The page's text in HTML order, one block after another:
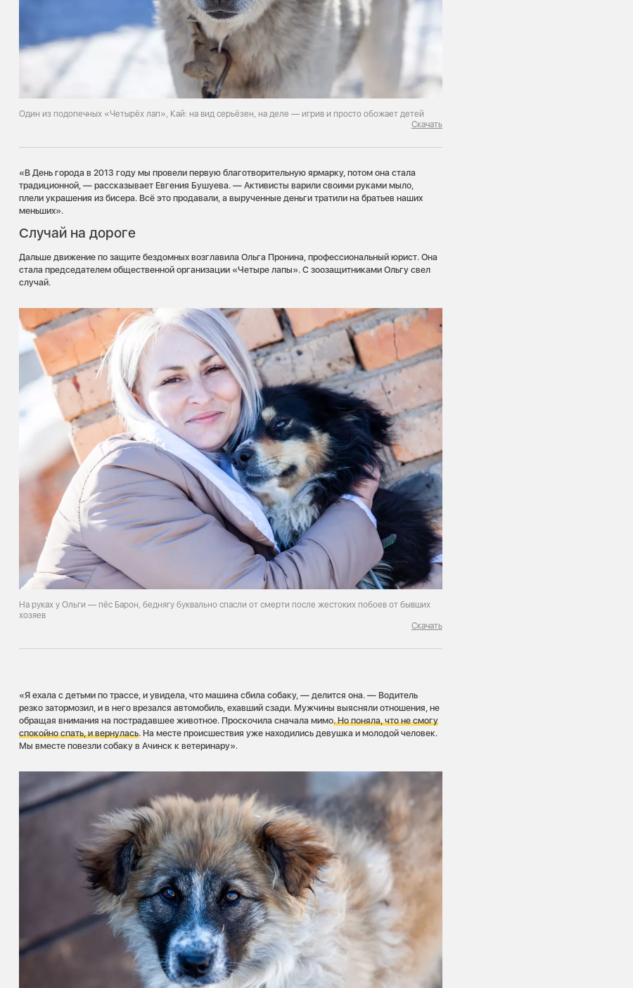
Один из подопечных «Четырёх лап», Кай: на вид серьёзен, на деле — игрив и просто обожает детей
Скачать
«В День города в 2013 году мы провели первую благотворительную ярмарку, потом она стала
традиционной, — рассказывает Евгения Бушуева. — Активисты варили своими руками мыло,
плели украшения из бисера. Всё это продавали, а вырученные деньги тратили на братьев наших
меньших».
Случай на дороге
Дальше движение по защите бездомных возглавила Ольга Пронина, профессиональный юрист. Она
стала председателем общественной организации «Четыре лапы». С зоозащитниками Ольгу свел
случай.
На руках у Ольги — пёс Барон, беднягу буквально спасли от смерти после жестоких побоев от бывших
хозяев
Скачать
«Я ехала с детьми по трассе, и увидела, что машина сбила собаку, — делится она. — Водитель
резко затормозил, и в него врезался автомобиль, ехавший сзади. Мужчины выясняли отношения, не
обращая внимания на пострадавшее животное. Проскочила сначала мимо. Но поняла, что не смогу
спокойно спать, и вернулась. На месте происшествия уже находились девушка и молодой человек.
Мы вместе повезли собаку в Ачинск к ветеринару».